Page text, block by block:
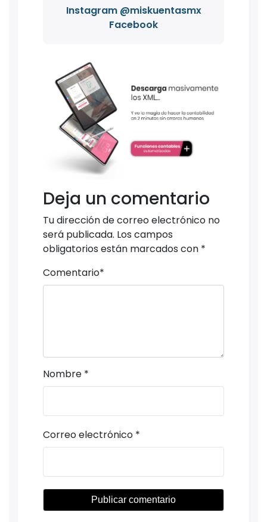
Instagram @miskuentasmx
Facebook
Deja un comentario
Tu dirección de correo electrónico no
será publicada. Los campos
obligatorios están marcados con *
Comentario*
Nombre *
Correo electrónico *